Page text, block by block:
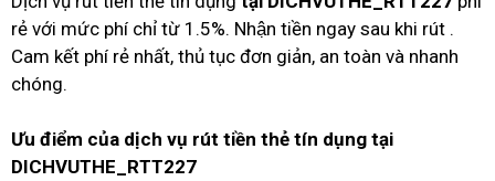
rẻ với mức phí chỉ từ 1.5%. Nhận tiền ngay sau khi rút .
Cam kết phí rẻ nhất, thủ tục đơn giản, an toàn và nhanh
chóng.
Ưu điểm của dịch vụ rút tiền thẻ tín dụng tại
DICHVUTHE_RTT227